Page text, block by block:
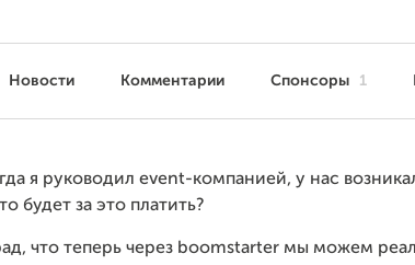
Новости Комментарии Спонсоры 1
я руководил event-компанией, у нас
будет за это платить?
что теперь через boomstarter мы можем